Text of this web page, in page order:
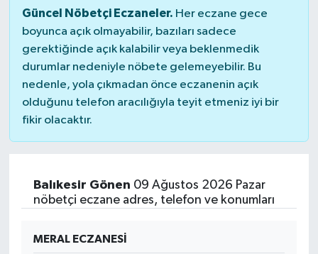
Güncel Nöbetçi Eczaneler. Her eczane gece
boyunca açık olmayabilir, bazıları sadece
gerektiğinde açık kalabilir veya beklenmedik
durumlar nedeniyle nöbete gelemeyebilir. Bu
nedenle, yola çıkmadan önce eczanenin açık
olduğunu telefon aracılığıyla teyit etmeniz iyi bir
fikir olacaktır.
Balıkesir Gönen 09 Ağustos 2026 Pazar
nöbetçi eczane adres, telefon ve konumları
MERAL ECZANESİ